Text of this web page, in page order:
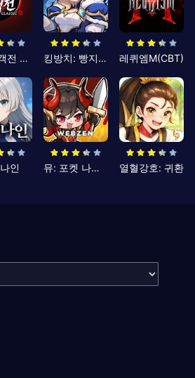
조선협객전 클래식 킹방치: 빵지의 제왕 레퀴엠M(CBT)
인 뮤: 포켓 나이츠 열혈강호: 귀환